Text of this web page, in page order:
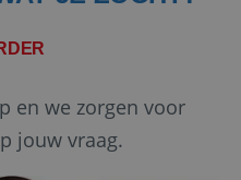
en we zorgen voor
jouw vraag.
PHP.net